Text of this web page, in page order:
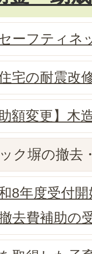
ーフティネ
宅の耐震改
助額変更】木
ク塀の撤去
和8年度受付
去費補助の